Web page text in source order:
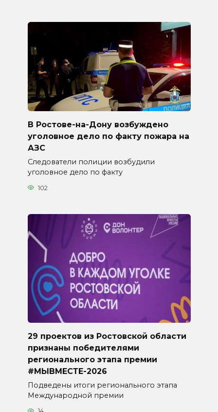
В Ростове-на-Дону возбуждено
уголовное дело по факту пожара на
АЗС
Следователи полиции возбудили
уголовное дело по факту
102
29 проектов из Ростовской области
признаны победителями
регионального этапа премии
#МЫВМЕСТЕ-2026
Подведены итоги регионального этапа
Международной премии